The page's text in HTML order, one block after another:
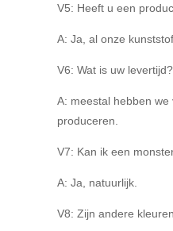
V5: Heeft u een
A: Ja, al onze
V6: Wat is uw levertijd?
A: meestal hebben
produceren.
V7: Kan ik een
A: Ja, natuurlijk.
V8: Zijn andere